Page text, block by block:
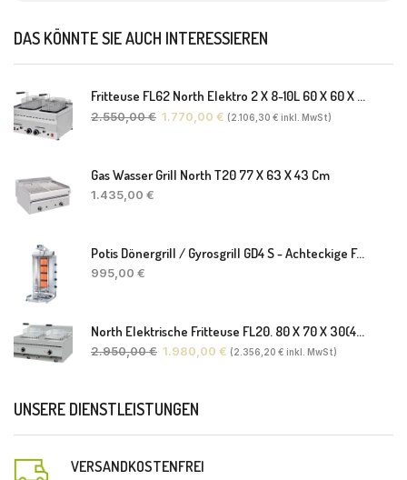
DAS KÖNNTE SIE AUCH INTERESSIEREN
Fritteuse FL62 North Elektro 2 X 8-10L 60 X 60 X 30(38) Cm
2.550,00€ 1.770,00 € (2.106,30 € inkl. MwSt)
Gas Wasser Grill North T20 77 X 63 X 43 Cm
1.435,00 €
Potis Dönergrill / Gyrosgrill GD4 S - Achteckige Fettwanne-Ohne Schaufel
995,00 €
North Elektrische Fritteuse FL20. 80 X 70 X 30(46) Cm
2.950,00€ 1.980,00 € (2.356,20 € inkl. MwSt)
UNSERE DIENSTLEISTUNGEN
VERSANDKOSTENFREI